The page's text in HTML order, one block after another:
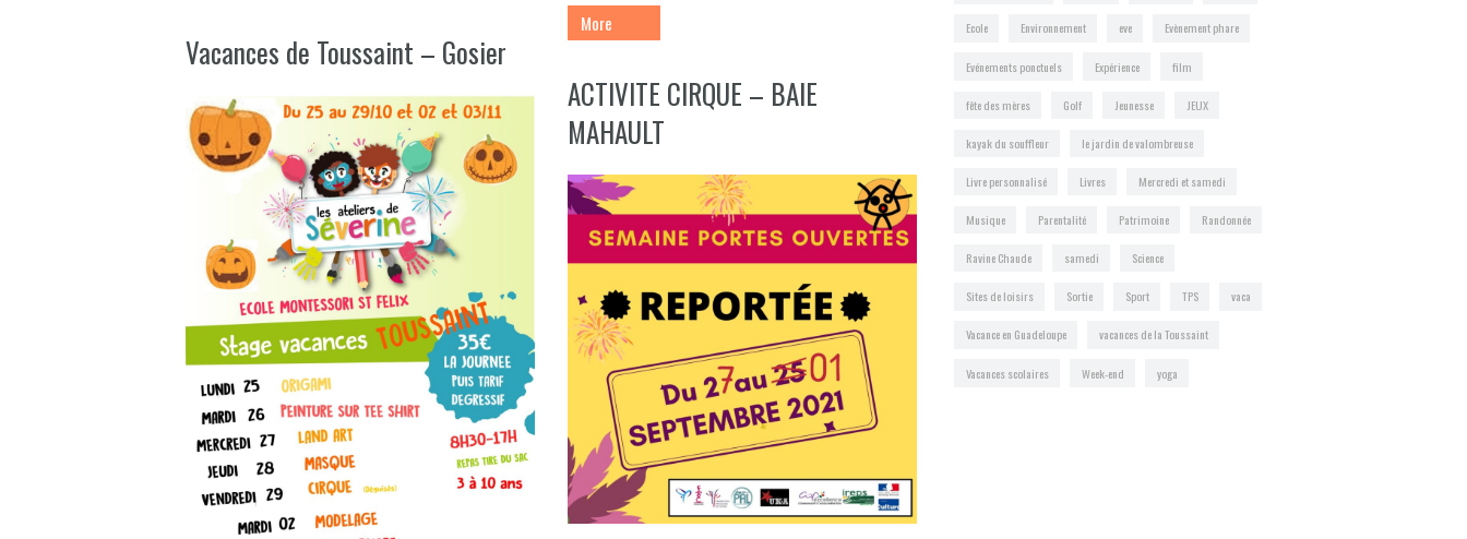
More
Vacances de Toussaint – Gosier
ACTIVITE CIRQUE – BAIE
MAHAULT
Ecole Environnement eve Evènement phare
Evénements ponctuels Expérience film
fête des mères Golf Jeunesse JEUX
kayak du souffleur le jardin de valombreuse
Livre personnalisé Livres Mercredi et samedi
Musique Parentalité Patrimoine Randonnée
Ravine Chaude samedi Science
Sites de loisirs Sortie Sport TPS vaca
Vacance en Guadeloupe vacances de la Toussaint
Vacances scolaires Week-end yoga